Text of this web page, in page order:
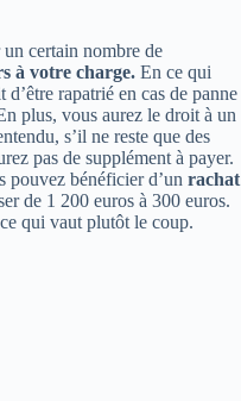
certain nombre de
à votre charge. En ce qui
d’être rapatrié en cas de panne
plus, vous aurez le droit à un
s’il ne reste que des
pas de supplément à payer.
pouvez bénéficier d’un rachat
de 1 200 euros à 300 euros.
qui vaut plutôt le coup.